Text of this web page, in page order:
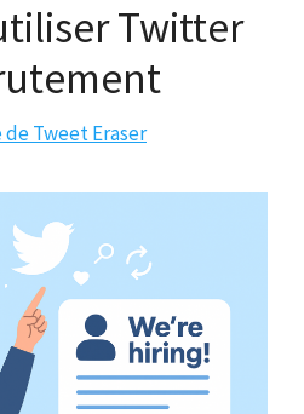
Twitter
Tweet Eraser